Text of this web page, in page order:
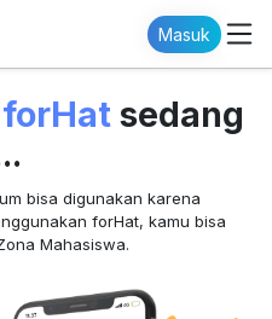
Masuk
forHat sedang
bisa digunakan karena
forHat, kamu bisa
Mahasiswa.